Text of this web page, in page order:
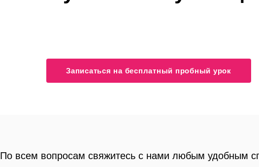
Записаться на бесплатный пробный урок
По всем вопросам свяжитесь с нами любым удобным